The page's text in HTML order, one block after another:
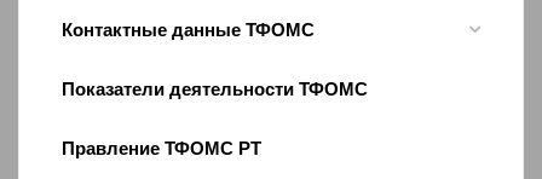
Контактные данные ТФОМС
Показатели деятельности ТФОМС
Правление ТФОМС РТ